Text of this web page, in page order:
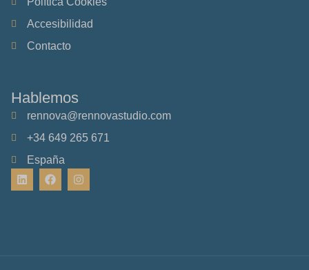
Accesibilidad
Contacto
Hablemos
rennova@rennovastudio.com
+34 649 265 671
España